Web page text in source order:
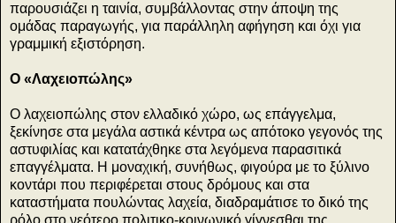
παρουσιάζει η ταινία, συμβάλλοντας στην άποψη της
ομάδας παραγωγής, για παράλληλη αφήγηση και όχι για
γραμμική εξιστόρηση.
Ο «Λαχειοπώλης»
Ο λαχειοπώλης στον ελλαδικό χώρο, ως επάγγελμα,
ξεκίνησε στα μεγάλα αστικά κέντρα ως απότοκο γεγονός της
αστυφιλίας και κατατάχθηκε στα λεγόμενα παρασιτικά
επαγγέλματα. Η μοναχική, συνήθως, φιγούρα με το ξύλινο
κοντάρι που περιφέρεται στους δρόμους και στα
καταστήματα πουλώντας λαχεία, διαδραμάτισε το δικό της